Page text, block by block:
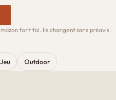
font foi. Ils changent sans préavis,
Jeu Outdoor